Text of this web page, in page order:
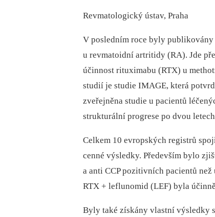
Revmatologický ústav, Praha
V posledním roce byly publikovány
u revmatoidní artritidy (RA). Jde
účinnost rituximabu (RTX) u
studií je studie IMAGE, která
zveřejněna studie u pacientů
strukturální progrese po dvou
Celkem 10 evropských registrů
cenné výsledky. Především bylo
a anti CCP pozitivních pacientů
RTX + leflunomid (LEF) byla
Byly také získány vlastní výsledky